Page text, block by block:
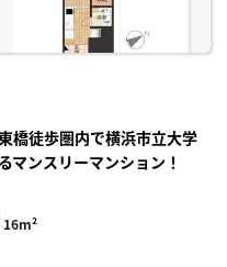
橋徒歩圏内で横浜市立大学
マンスリーマンション！
16m²